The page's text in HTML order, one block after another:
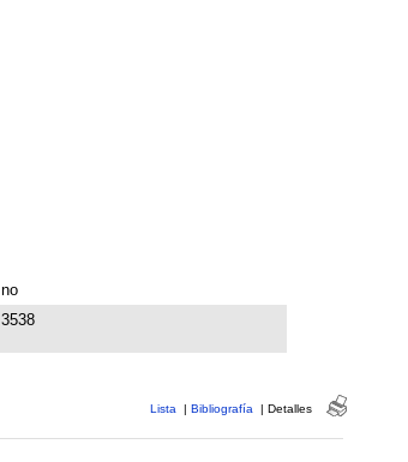
no
3538
Lista | Bibliografía | Detalles